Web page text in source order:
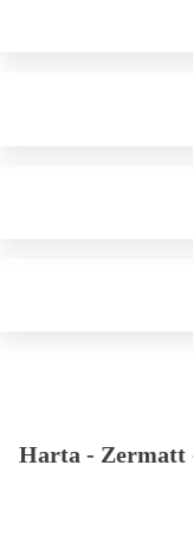
Harta - Zermatt